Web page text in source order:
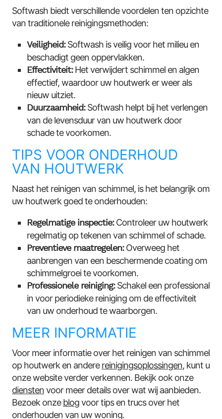
Softwash biedt verschillende voordelen ten opzichte
van traditionele reinigingsmethoden:
Veiligheid:Softwash is veilig voor het milieu en
beschadigt geen oppervlakken.
Effectiviteit:Het verwijdert schimmel en algen
effectief, waardoor uw houtwerk er weer als
nieuw uitziet.
Duurzaamheid:Softwash helpt bij het verlengen
van de levensduur van uw houtwerk door
schade te voorkomen.
TIPS VOOR ONDERHOUD
VAN HOUTWERK
Naast het reinigen van schimmel, is het belangrijk om
uw houtwerk goed te onderhouden:
Regelmatige inspectie:Controleer uw houtwerk
regelmatig op tekenen van schimmel of schade.
Preventieve maatregelen:Overweeg het
aanbrengen van een beschermende coating om
schimmelgroei te voorkomen.
Professionele reiniging:Schakel een professional
in voor periodieke reiniging om de effectiviteit
van uw onderhoud te waarborgen.
MEER INFORMATIE
Voor meer informatie over het reinigen van schimmel
op houtwerk en anderereinigingsoplossingen, kunt u
onze website verder verkennen. Bekijk ook onze
dienstenvoor meer details over wat wij aanbieden.
Bezoek onzeblogvoor tips en trucs over het
onderhouden van uw woning.